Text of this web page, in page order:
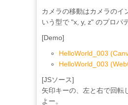
カメラの移動はカメラのイ
いう型で "x, y, z" のプロパ
[Demo]
HelloWorld_003
HelloWorld_003
[JSソース]
矢印キーの、左と右で回転
よー。